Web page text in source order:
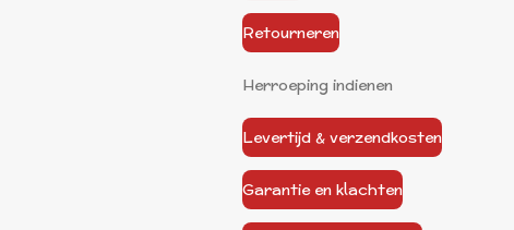
Retourneren
Herroeping indienen
Levertijd & verzendkosten
Garantie en klachten